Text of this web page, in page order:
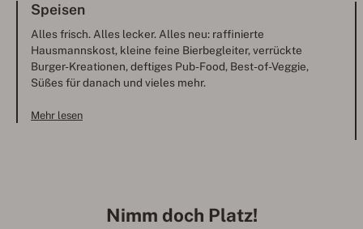
Speisen
Alles frisch. Alles lecker. Alles neu: raffinierte
Hausmannskost, kleine feine Bierbegleiter, verrückte
Burger-Kreationen, deftiges Pub-Food, Best-of-Veggie,
Süßes für danach und vieles mehr.
Mehr lesen
Nimm doch Platz!